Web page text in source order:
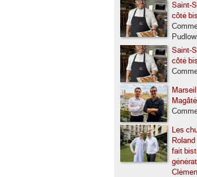
Saint-
côté
Saint-
côté
Magâté
Les
fait